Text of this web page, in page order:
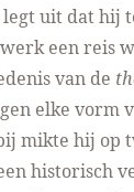
legt uit dat hij
een reis
van de
elke vorm
mikte hij op
historisch